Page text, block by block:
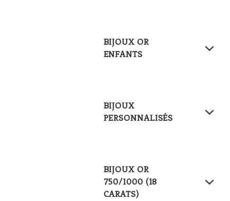
BIJOUX OR
ENFANTS
BIJOUX
PERSONNALISÉS
BIJOUX OR
750/1000 (18
CARATS)